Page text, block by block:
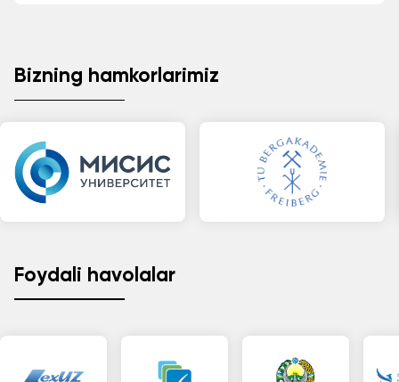
Bizning hamkorlarimiz
Foydali havolalar